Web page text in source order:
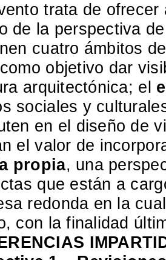
trata de
de la perspectiva
cuatro ámbitos
objetivo dar
arquitectónica; el
sociales y
en el diseño de
el valor de
propia, una
que están a
redonda en la
con la finalidad